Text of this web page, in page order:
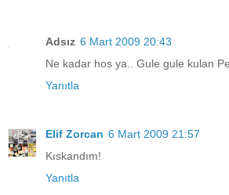
Adsız 6 Mart 2009 20:43
Ne kadar hos ya.. Gule gule kulan
Yanıtla
Elif Zorcan 6 Mart 2009 21:57
Kıskandım!
Yanıtla